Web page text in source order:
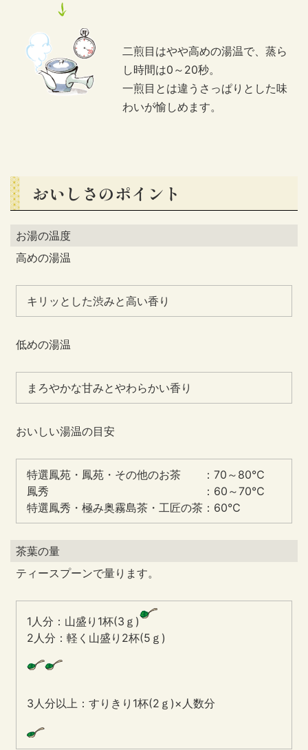
二煎目はやや高めの湯温で、蒸ら
し時間は0～20秒。
一煎目とは違うさっぱりとした味
わいが愉しめます。
おいしさのポイント
お湯の温度
高めの湯温
キリッとした渋みと高い香り
低めの湯温
まろやかな甘みとやわらかい香り
おいしい湯温の目安
特選鳳苑・鳳苑・その他のお茶 ：70～80℃
鳳秀 ：60～70℃
特選鳳秀・極み奥霧島茶・工匠の茶：60℃
茶葉の量
ティースプーンで量ります。
1人分：山盛り1杯(3ｇ)
2人分：軽く山盛り2杯(5ｇ)
3人分以上：すりきり1杯(2ｇ)×人数分